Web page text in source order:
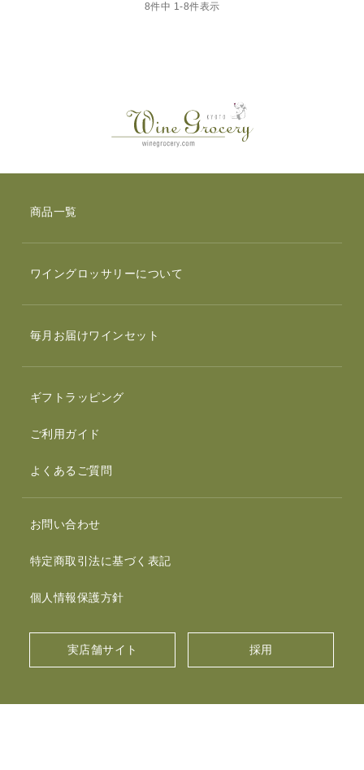
8件中 1-8件表示
商品一覧
ワイングロッサリーについて
毎月お届けワインセット
ギフトラッピング
ご利用ガイド
よくあるご質問
お問い合わせ
特定商取引法に基づく表記
個人情報保護方針
実店舗サイト 採用